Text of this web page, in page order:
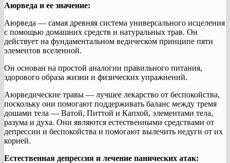
Аюрведа и ее значение:
Аюрведа — самая древняя система универсального исцеления
с помощью домашних средств и натуральных трав. Он
действует на фундаментальном ведическом принципе пяти
элементов вселенной.
Он основан на простой аналогии правильного питания,
здорового образа жизни и физических упражнений.
Аюрведические травы — лучшее лекарство от беспокойства,
поскольку они помогают поддерживать баланс между тремя
дошами тела — Ватой, Питтой и Капхой, элементами тела,
разума и духа. Они являются естественными средствами от
депрессии и беспокойства и помогают вылечить недуги от их
корней.
Естественная депрессия и лечение панических атак: